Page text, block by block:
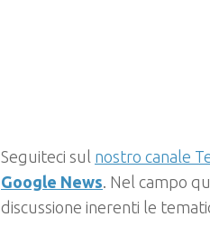
Seguiteci sul nostro canale
Google News. Nel campo
discussione inerenti le